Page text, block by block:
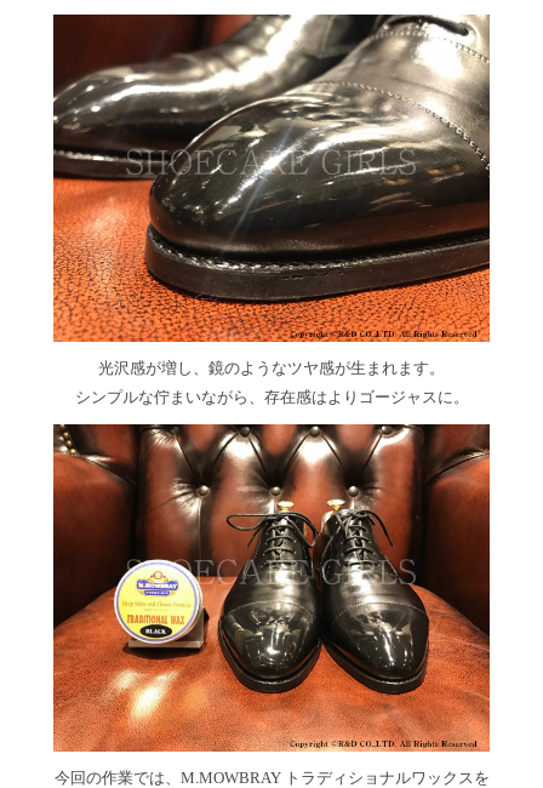
光沢感が増し、鏡のようなツヤ感が生まれます。
シンプルな佇まいながら、存在感はよりゴージャスに。
今回の作業では、M.MOWBRAY トラディショナルワックスを